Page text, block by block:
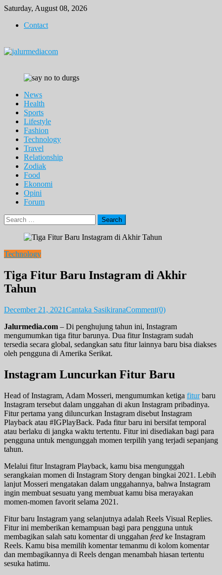
Skip
content
Saturday, August 08, 2026
Contact
News
Health
Sports
Lifestyle
Fashion
Technology
Travel
Relationship
Zodiak
Food
Ekonomi
Opini
Forum
Search
for:
Technology
Tiga Fitur Baru Instagram di Akhir
Tahun
December 21, 2021Cantaka SasikiranaComment(0)
Jalurmedia.com – Di penghujung tahun ini, Instagram
mengumumkan tiga fitur barunya. Dua fitur Instagram sudah
tersedia secara global, sedangkan satu fitur lainnya baru bisa diakses
oleh pengguna di Amerika Serikat.
Instagram Luncurkan Fitur Baru
Head of Instagram, Adam Mosseri, mengumumkan ketiga fiturbaru
Instagram tersebut dalam unggahan di akun Instagram pribadinya.
Fitur pertama yang diluncurkan Instagram disebut Instagram
Playback atau #IGPlayBack. Pada fitur baru ini bersifat temporal
atau berlaku di jangka waktu tertentu. Fitur ini disediakan bagi para
pengguna untuk mengunggah momen terpilih yang terjadi sepanjang
tahun.
Melalui fitur Instagram Playback, kamu bisa mengunggah
serangkaian momen di Instagram Story dengan bingkai 2021. Lebih
lanjut Mosseri mengatakan dalam unggahannya, bahwa Instagram
ingin membuat sesuatu yang membuat kamu bisa merayakan
momen-momen favorit selama 2021.
Fitur baru Instagram yang selanjutnya adalah Reels Visual Replies.
Fitur ini memberikan kemampuan bagi para pengguna untuk
membagikan salah satu komentar di unggahan feed ke Instagram
Reels. Kamu bisa memilih komentar temanmu di kolom komentar
dan membagikannya di Reels dengan menambah hiasan tertentu
sesuka hatimu.